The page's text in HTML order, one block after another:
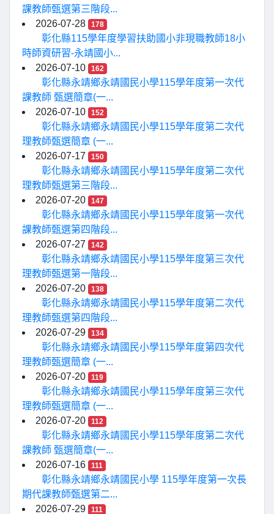
課教師甄選第三階段...
2026-07-28
178
彰化縣115學年度學習扶助國小非現職教師18小
時師資研習-永靖國小...
2026-07-10
162
彰化縣永靖鄉永靖國民小學115學年度第一次代
課教師 甄選簡章(一...
2026-07-10
152
彰化縣永靖鄉永靖國民小學115學年度第二次代
理教師甄選簡章 (一...
2026-07-17
150
彰化縣永靖鄉永靖國民小學115學年度第二次代
理教師甄選第三階段...
2026-07-20
147
彰化縣永靖鄉永靖國民小學115學年度第一次代
課教師甄選第四階段...
2026-07-27
142
彰化縣永靖鄉永靖國民小學115學年度第三次代
理教師甄選第一階段...
2026-07-20
138
彰化縣永靖鄉永靖國民小學115學年度第二次代
理教師甄選第四階段...
2026-07-29
134
彰化縣永靖鄉永靖國民小學115學年度第四次代
理教師甄選簡章 (一...
2026-07-20
119
彰化縣永靖鄉永靖國民小學115學年度第三次代
理教師甄選簡章 (一...
2026-07-20
112
彰化縣永靖鄉永靖國民小學115學年度第二次代
課教師 甄選簡章(一...
2026-07-16
111
彰化縣永靖鄉永靖國民小學 115學年度第一次長
期代課教師甄選第二...
2026-07-29
111